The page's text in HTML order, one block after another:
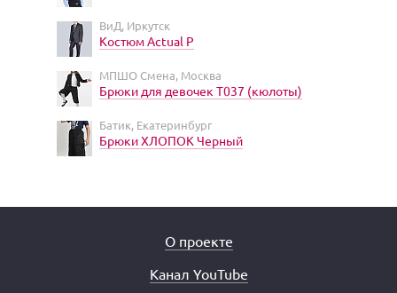
ВиД, Иркутск
Костюм Actual Р
МПШО Смена, Москва
Брюки для девочек Т037 (кюлоты)
Батик, Екатеринбург
Брюки ХЛОПОК Черный
О проекте
Канал YouTube